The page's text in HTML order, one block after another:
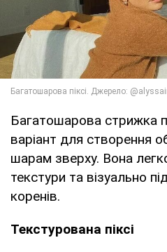
Багатошарова стрижка
варіант для створення
шарам зверху. Вона
текстури та візуально
коренів.
Текстурована піксі